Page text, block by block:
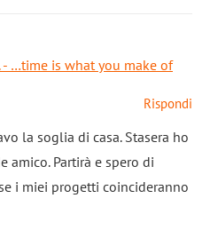
…time is what you make of
Rispondi
la soglia di casa. Stasera ho
amico. Partirà e spero di
i miei progetti coincideranno